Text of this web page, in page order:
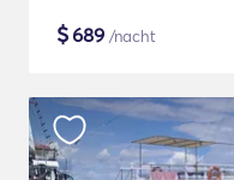
$689 /nacht